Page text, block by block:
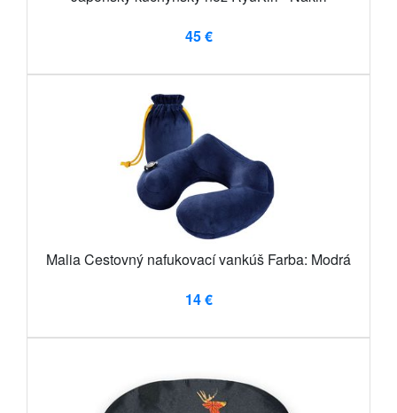
45 €
Malia Cestovný nafukovací vankúš Farba: Modrá
14 €